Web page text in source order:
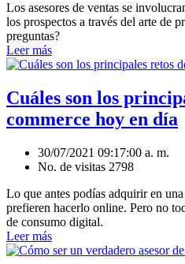
Los asesores de ventas se
los prospectos a través del arte de
preguntas?
Leer más
Cuáles son los
commerce hoy en día
30/07/2021 09:17:00 a. m.
No. de visitas 2798
Lo que antes podías adquirir en
prefieren hacerlo online. Pero no
de consumo digital.
Leer más